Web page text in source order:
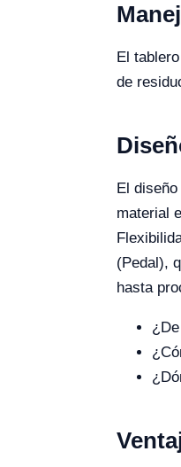
El
de
El
material
(Pedal),
hasta